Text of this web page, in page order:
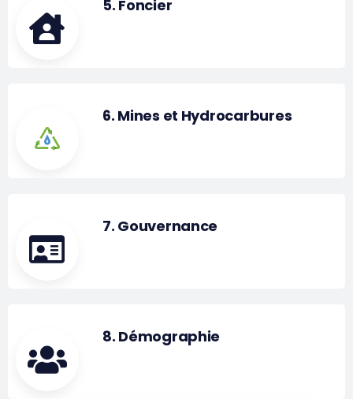
5. Foncier
6. Mines et Hydrocarbures
7. Gouvernance
8. Démographie